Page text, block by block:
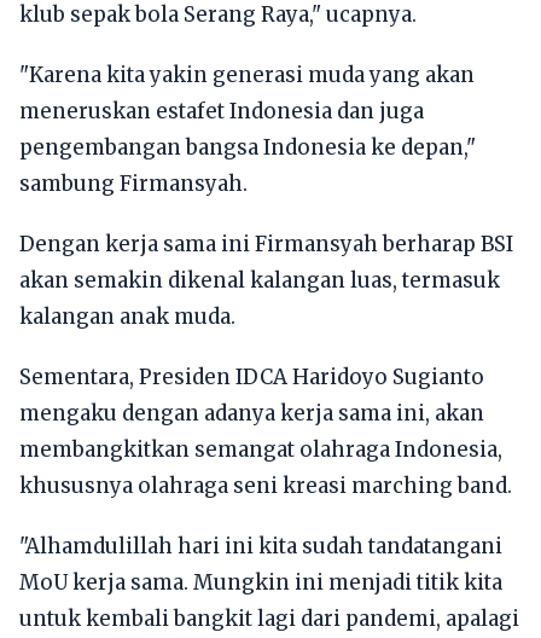
klub sepak bola Serang Raya," ucapnya.
"Karena kita yakin generasi muda yang akan
meneruskan estafet Indonesia dan juga
pengembangan bangsa Indonesia ke depan,"
sambung Firmansyah.
Dengan kerja sama ini Firmansyah berharap BSI
akan semakin dikenal kalangan luas, termasuk
kalangan anak muda.
Sementara, Presiden IDCA Haridoyo Sugianto
mengaku dengan adanya kerja sama ini, akan
membangkitkan semangat olahraga Indonesia,
khususnya olahraga seni kreasi marching band.
"Alhamdulillah hari ini kita sudah tandatangani
MoU kerja sama. Mungkin ini menjadi titik kita
untuk kembali bangkit lagi dari pandemi, apalagi